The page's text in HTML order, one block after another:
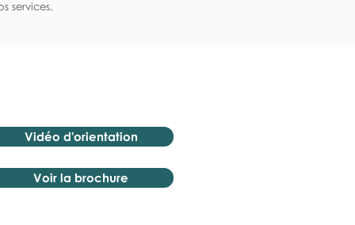
services.
Vidéo d'orientation
Voir la brochure